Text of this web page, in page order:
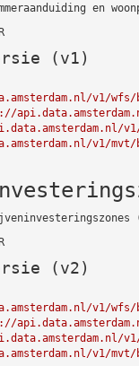
en
(v1)
v1/wfs/
v1/mvt/
(v2)
v1/wfs/
v1/